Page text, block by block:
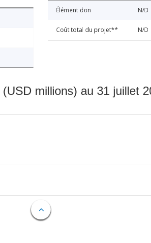
Élément don N/D
Coût total du projet** N/D
millions) au 31 juillet